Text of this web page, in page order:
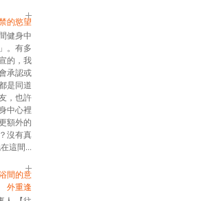
的慾望
健身中
。有多
的，我
承認或
是同道
，也許
中心裡
額外的
沒有真
這間...
間的意
外重逢